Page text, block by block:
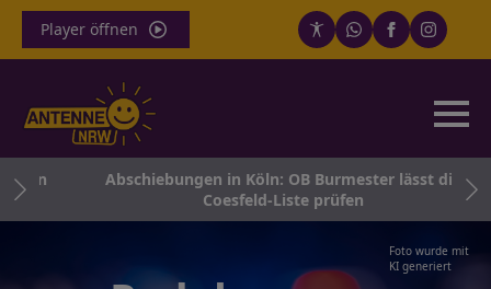
Player öffnen
Abschiebungen in Köln: OB Burmester lässt die
Coesfeld-Liste prüfen
Foto wurde mit
KI generiert